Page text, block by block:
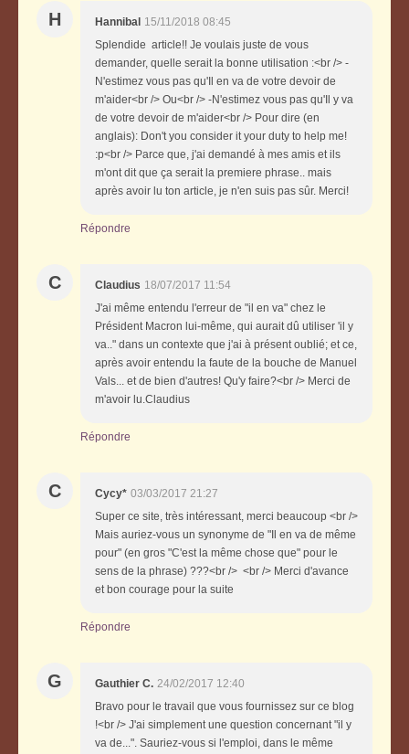
H Hannibal 15/11/2018 08:45
Splendide article!! Je voulais juste de vous
demander, quelle serait la bonne utilisation :<br /> -
N'estimez vous pas qu'Il en va de votre devoir de
m'aider<br /> Ou<br /> -N'estimez vous pas qu'Il y va
de votre devoir de m'aider<br /> Pour dire (en
anglais): Don't you consider it your duty to help me!
:p<br /> Parce que, j'ai demandé à mes amis et ils
m'ont dit que ça serait la premiere phrase.. mais
après avoir lu ton article, je n'en suis pas sûr. Merci!
Répondre
C Claudius 18/07/2017 11:54
J'ai même entendu l'erreur de "il en va" chez le
Président Macron lui-même, qui aurait dû utiliser 'il y
va.." dans un contexte que j'ai à présent oublié; et ce,
après avoir entendu la faute de la bouche de Manuel
Vals... et de bien d'autres! Qu'y faire?<br /> Merci de
m'avoir lu.Claudius
Répondre
C Cycy* 03/03/2017 21:27
Super ce site, très intéressant, merci beaucoup <br />
Mais auriez-vous un synonyme de "Il en va de même
pour" (en gros "C'est la même chose que" pour le
sens de la phrase) ???<br /> <br /> Merci d'avance
et bon courage pour la suite
Répondre
G Gauthier C. 24/02/2017 12:40
Bravo pour le travail que vous fournissez sur ce blog
!<br /> J'ai simplement une question concernant "il y
va de...". Sauriez-vous si l'emploi, dans le même